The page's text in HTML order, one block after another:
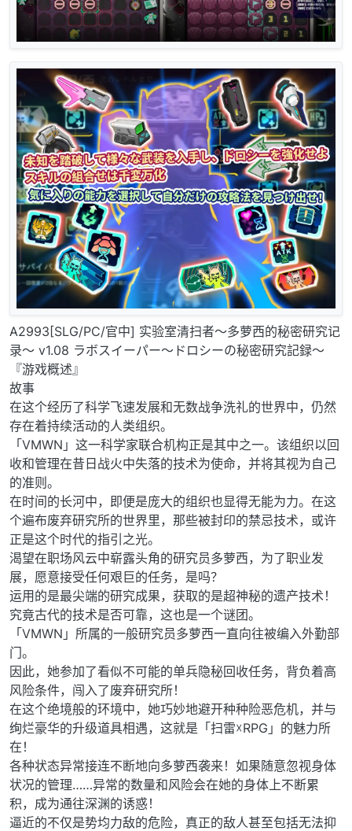
A2993[SLG/PC/官中] 实验室清扫者～多萝西的秘密研究记
录～ v1.08 ラボスイーパー～ドロシーの秘密研究記録～
『游戏概述』
故事
在这个经历了科学飞速发展和无数战争洗礼的世界中，仍然
存在着持续活动的人类组织。
「VMWN」这一科学家联合机构正是其中之一。该组织以回
收和管理在昔日战火中失落的技术为使命，并将其视为自己
的准则。
在时间的长河中，即便是庞大的组织也显得无能为力。在这
个遍布废弃研究所的世界里，那些被封印的禁忌技术，或许
正是这个时代的指引之光。
渴望在职场风云中崭露头角的研究员多萝西，为了职业发
展，愿意接受任何艰巨的任务，是吗？
运用的是最尖端的研究成果，获取的是超神秘的遗产技术！
究竟古代的技术是否可靠，这也是一个谜团。
「VMWN」所属的一般研究员多萝西一直向往被编入外勤部
门。
因此，她参加了看似不可能的单兵隐秘回收任务，背负着高
风险条件，闯入了废弃研究所！
在这个绝境般的环境中，她巧妙地避开种种险恶危机，并与
绚烂豪华的升级道具相遇，这就是「扫雷☓RPG」的魅力所
在！
各种状态异常接连不断地向多萝西袭来！如果随意忽视身体
状况的管理……异常的数量和风险会在她的身体上不断累
积，成为通往深渊的诱惑！
逼近的不仅是势均力敌的危险，真正的敌人甚至包括无法抑